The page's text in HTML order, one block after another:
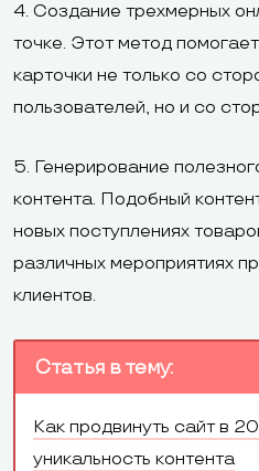
4. Создание трехмерных
точке. Этот метод
карточки не только со
пользователей, но и со
5. Генерирование
контента. Подобный
новых поступлениях
различных мероприятиях
клиентов.
Статья в тему:
Как продвинуть сайт в
уникальность контента